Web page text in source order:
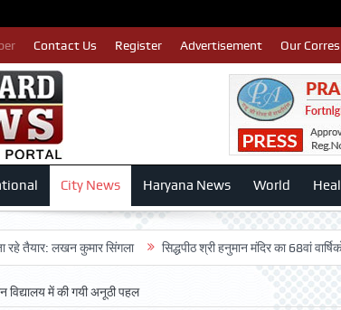
Contact Us Register Advertisement Our
City News Haryana News World
कुमार सिंगला सिद्धपीठ श्री हनुमान मंदिर का 68वां वार्षिकोत्सव बड़ी
विद्यालय में की गयी अनूठी पहल